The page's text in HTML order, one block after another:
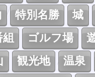
特別名勝
城
ゴルフ場
観光地
温泉